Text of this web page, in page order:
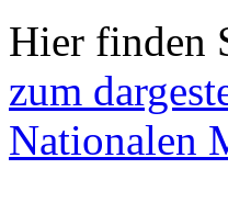
Hier finden
zum
Nationalen